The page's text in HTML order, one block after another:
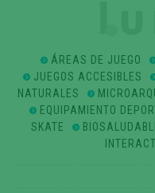
ÁREAS DE JUEGO
JUEGOS ACCESIBLES
NATURALES
EQUIPAMIENTO
SKATE